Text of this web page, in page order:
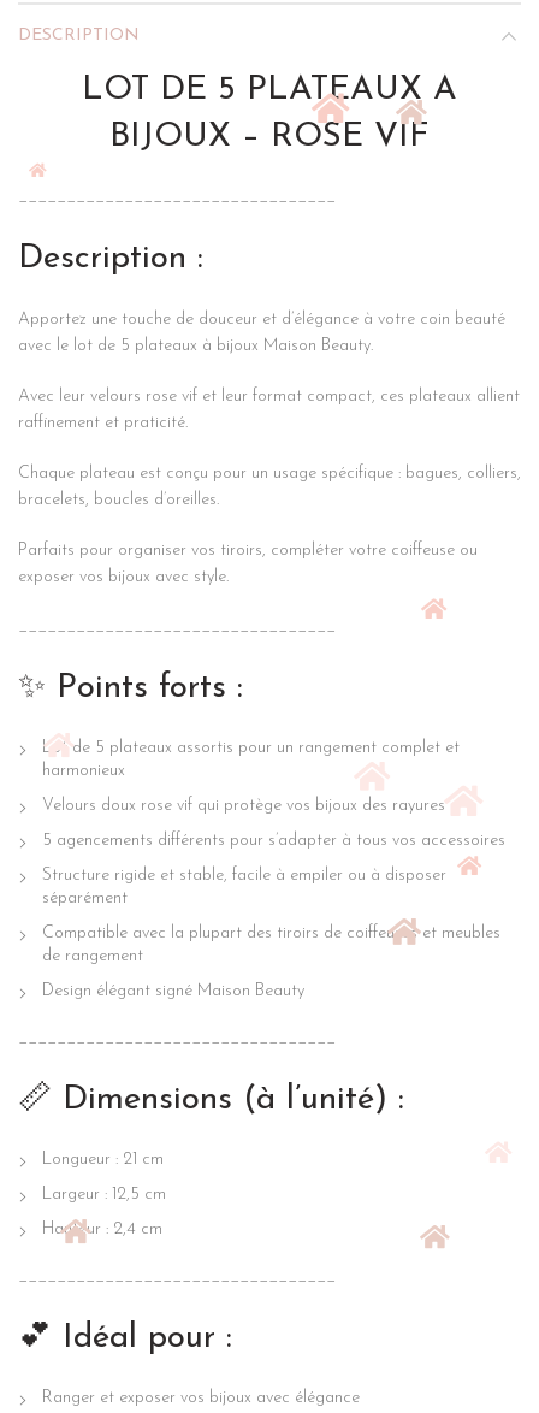
DESCRIPTION
LOT DE 5 PLATEAUX A
BIJOUX – ROSE VIF
_________________________________
Description :
Apportez une touche de douceur et d’élégance à votre coin beauté
avec le lot de 5 plateaux à bijoux Maison Beauty.
Avec leur velours rose vif et leur format compact, ces plateaux allient
raffinement et praticité.
Chaque plateau est conçu pour un usage spécifique : bagues, colliers,
bracelets, boucles d’oreilles.
Parfaits pour organiser vos tiroirs, compléter votre coiffeuse ou
exposer vos bijoux avec style.
_________________________________
✨ Points forts :
Lot de 5 plateaux assortis pour un rangement complet et
harmonieux
Velours doux rose vif qui protège vos bijoux des rayures
5 agencements différents pour s’adapter à tous vos accessoires
Structure rigide et stable, facile à empiler ou à disposer
séparément
Compatible avec la plupart des tiroirs de coiffeuses et meubles
de rangement
Design élégant signé Maison Beauty
_________________________________
📏 Dimensions (à l’unité) :
Longueur : 21 cm
Largeur : 12,5 cm
Hauteur : 2,4 cm
_________________________________
💕 Idéal pour :
Ranger et exposer vos bijoux avec élégance